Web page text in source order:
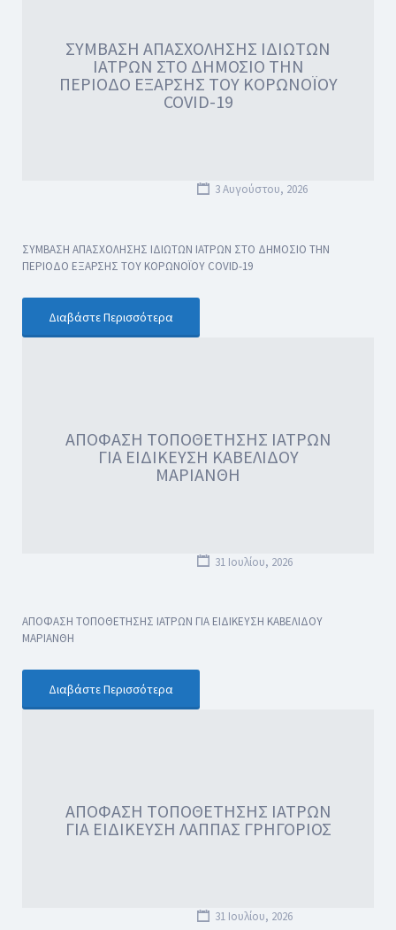
ΣΥΜΒΑΣΗ ΑΠΑΣΧΟΛΗΣΗΣ ΙΔΙΩΤΩΝ
ΙΑΤΡΩΝ ΣΤΟ ΔΗΜΟΣΙΟ ΤΗΝ
ΠΕΡΙΟΔΟ ΕΞΑΡΣΗΣ ΤΟΥ ΚΟΡΩΝΟΪΟΥ
COVID-19
3 Αυγούστου, 2026
ΣΥΜΒΑΣΗ ΑΠΑΣΧΟΛΗΣΗΣ ΙΔΙΩΤΩΝ ΙΑΤΡΩΝ ΣΤΟ ΔΗΜΟΣΙΟ ΤΗΝ
ΠΕΡΙΟΔΟ ΕΞΑΡΣΗΣ ΤΟΥ ΚΟΡΩΝΟΪΟΥ COVID-19
Διαβάστε Περισσότερα
ΑΠΟΦΑΣΗ ΤΟΠΟΘΕΤΗΣΗΣ ΙΑΤΡΩΝ
ΓΙΑ ΕΙΔΙΚΕΥΣΗ ΚΑΒΕΛΙΔΟΥ
ΜΑΡΙΑΝΘΗ
31 Ιουλίου, 2026
ΑΠΟΦΑΣΗ ΤΟΠΟΘΕΤΗΣΗΣ ΙΑΤΡΩΝ ΓΙΑ ΕΙΔΙΚΕΥΣΗ ΚΑΒΕΛΙΔΟΥ
ΜΑΡΙΑΝΘΗ
Διαβάστε Περισσότερα
ΑΠΟΦΑΣΗ ΤΟΠΟΘΕΤΗΣΗΣ ΙΑΤΡΩΝ
ΓΙΑ ΕΙΔΙΚΕΥΣΗ ΛΑΠΠΑΣ ΓΡΗΓΟΡΙΟΣ
31 Ιουλίου, 2026